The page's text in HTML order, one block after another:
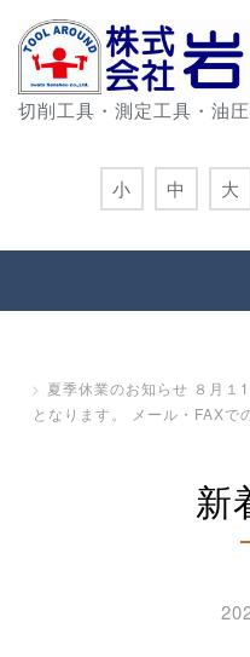
切削工具・測定工具・油
小 中 大
夏季休業のお知らせ ８月１
となります。 メール・FAXで
新